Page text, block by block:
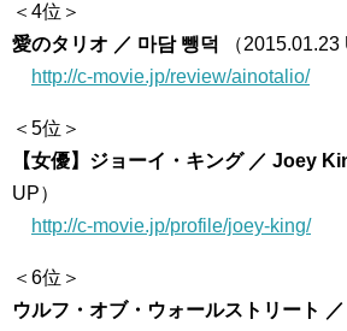
＜4位＞
愛のタリオ ／ 마담 뺑덕
（2015.01.23
http://c-movie.jp/review/ainotalio/
＜5位＞
【女優】ジョーイ・キング ／ Joey
UP）
http://c-movie.jp/profile/joey-king/
＜6位＞
ウルフ・オブ・ウォールストリート